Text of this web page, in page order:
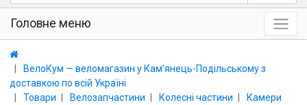
Головне меню
ВелоКум — веломагазин у Кам’янець-Подільському з
доставкою по всій Україні
Товари
Велозапчастини Колесні частини
Камери